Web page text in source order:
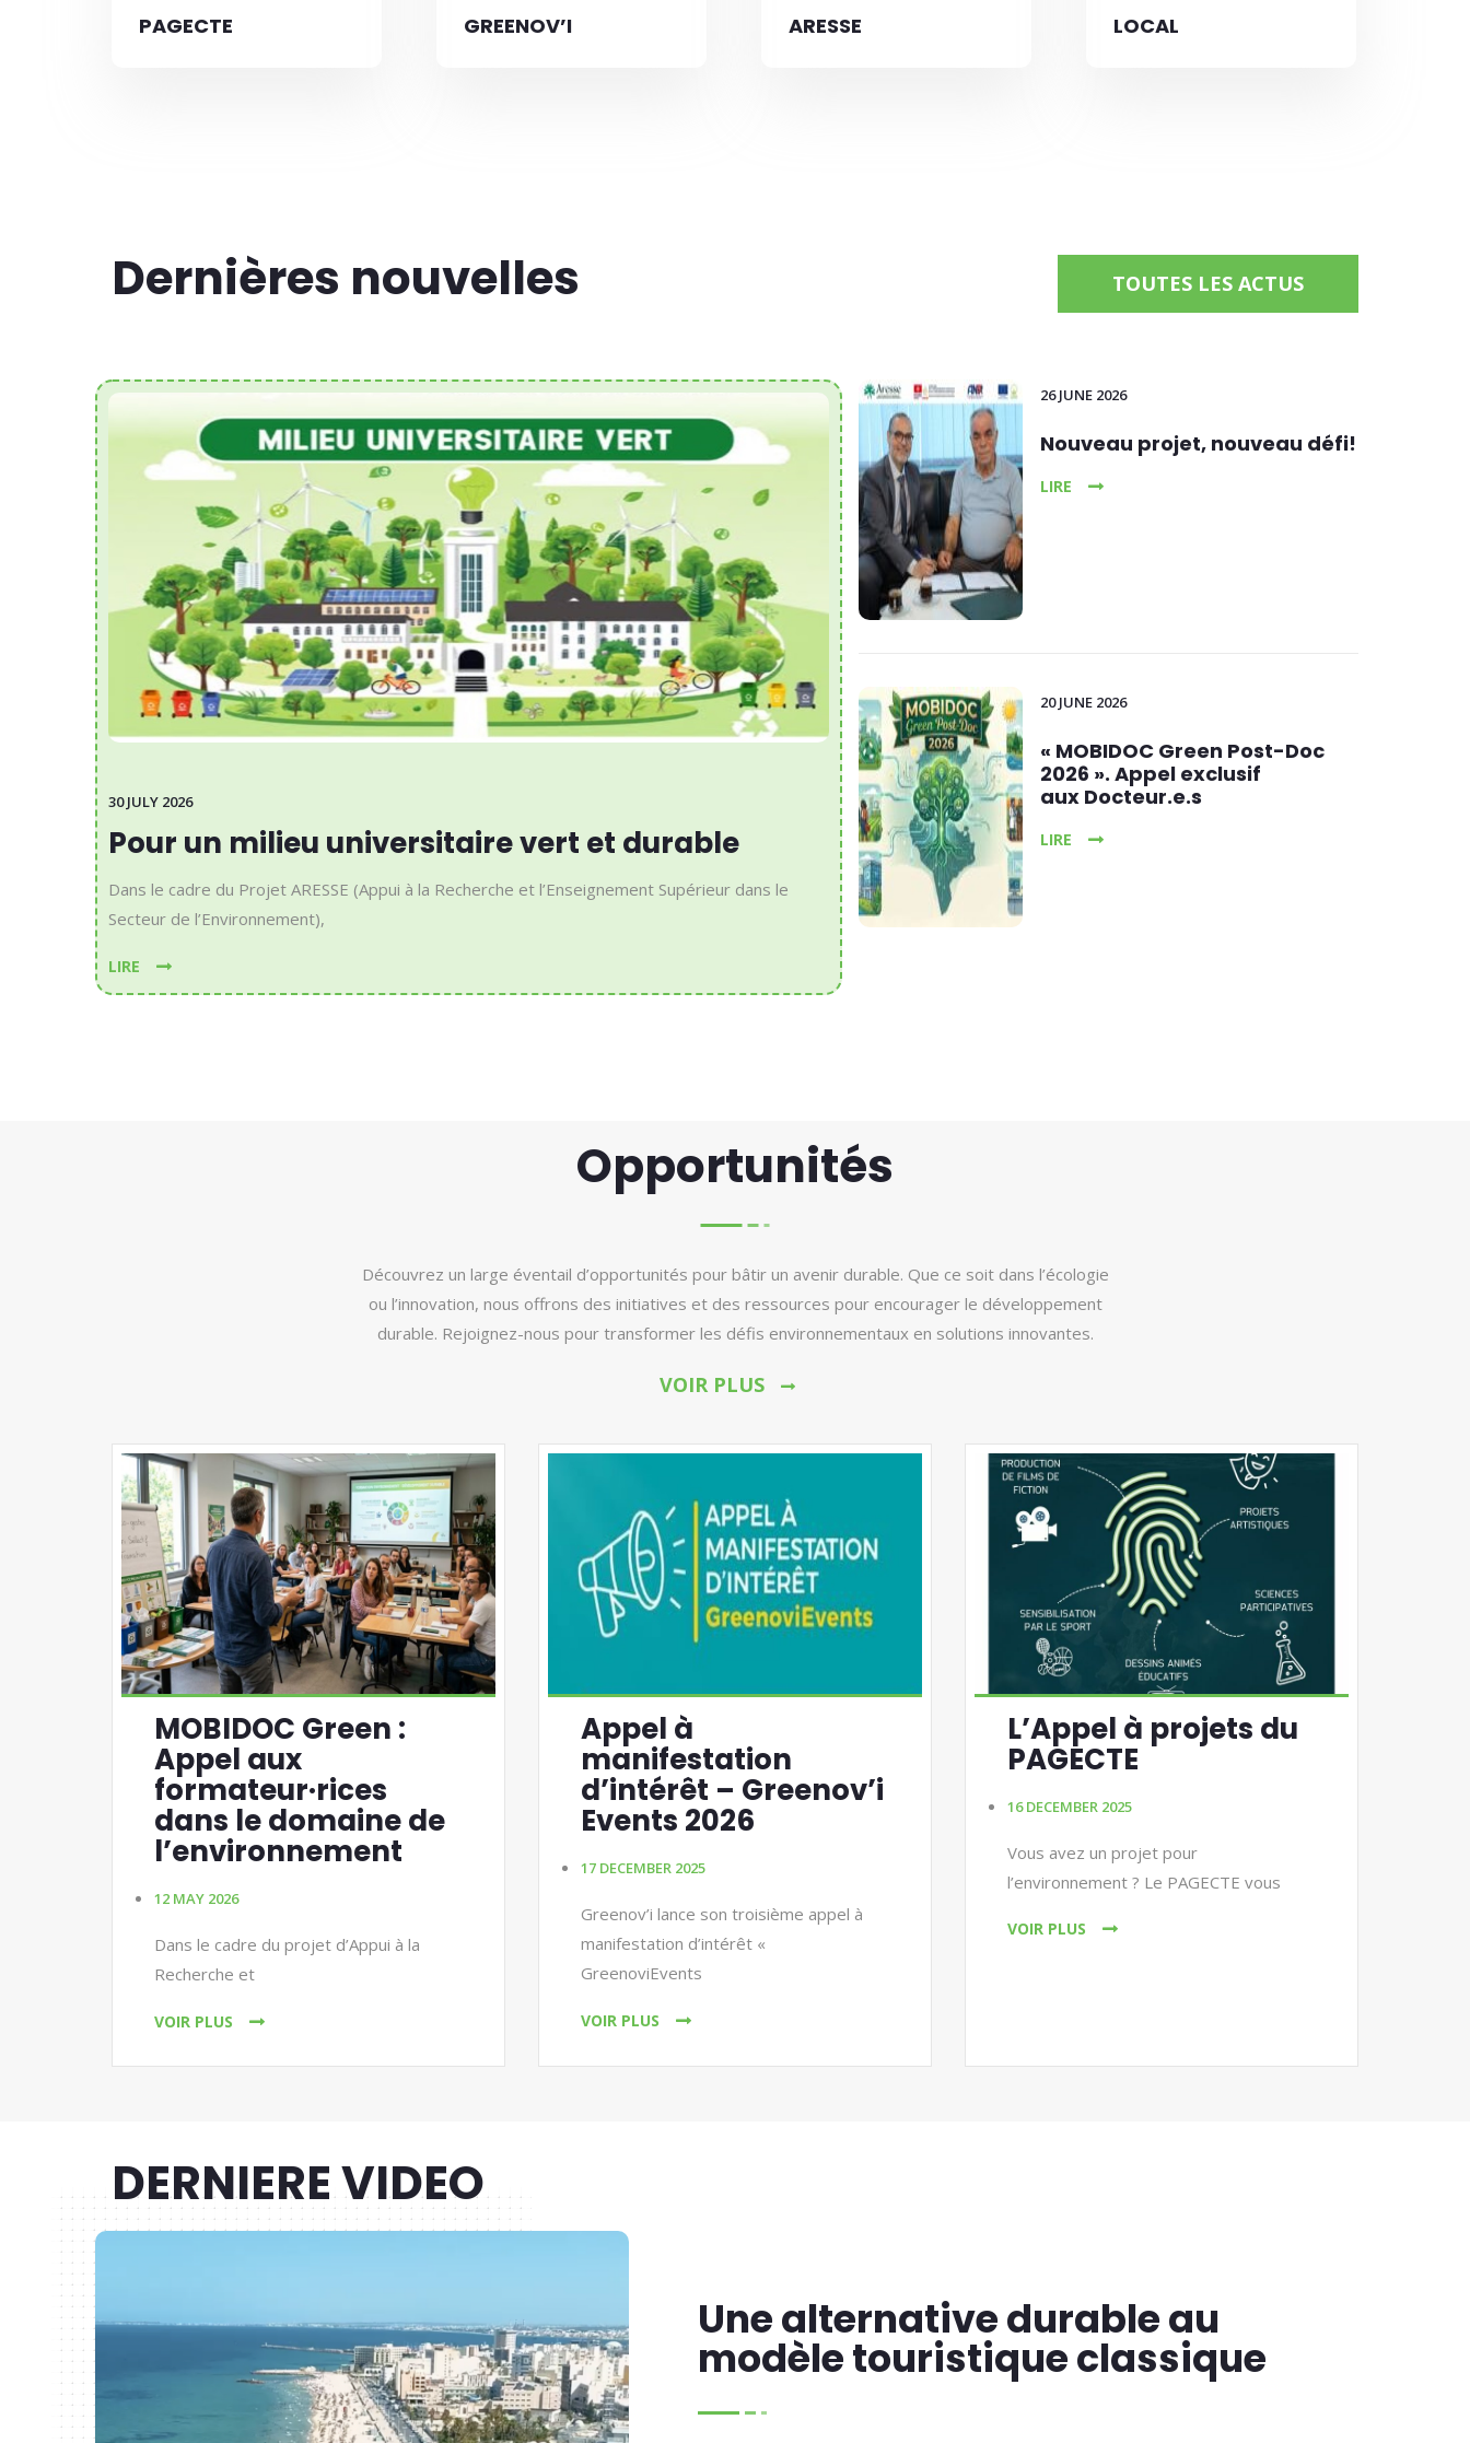
PAGECTE GREENOV’I ARESSE LOCAL
Dernières nouvelles TOUTES LES ACTUS
30 JULY 2026
Pour un milieu universitaire vert et durable
Dans le cadre du Projet ARESSE (Appui à la Recherche et l’Enseignement Supérieur dans le
Secteur de l’Environnement),
LIRE
26 JUNE 2026
Nouveau projet, nouveau défi!
LIRE
20 JUNE 2026
« MOBIDOC Green Post-Doc
2026 ». Appel exclusif
aux Docteur.e.s
LIRE
Opportunités
Découvrez un large éventail d’opportunités pour bâtir un avenir durable. Que ce soit dans l’écologie
ou l’innovation, nous offrons des initiatives et des ressources pour encourager le développement
durable. Rejoignez-nous pour transformer les défis environnementaux en solutions innovantes.
VOIR PLUS
MOBIDOC Green :
Appel aux
formateur·rices
dans le domaine de
l’environnement
12 MAY 2026
Dans le cadre du projet d’Appui à la
Recherche et
VOIR PLUS
Appel à
manifestation
d’intérêt – Greenov’i
Events 2026
17 DECEMBER 2025
Greenov’i lance son troisième appel à
manifestation d’intérêt «
GreenoviEvents
VOIR PLUS
L’Appel à projets du
PAGECTE
16 DECEMBER 2025
Vous avez un projet pour
l’environnement ? Le PAGECTE vous
VOIR PLUS
DERNIERE VIDEO
Une alternative durable au
modèle touristique classique